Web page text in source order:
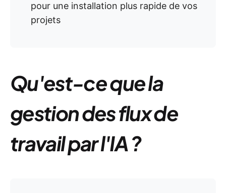
pour une installation plus rapide de vos
projets
Qu'est-ce que la
gestion des flux de
travail par l'IA ?